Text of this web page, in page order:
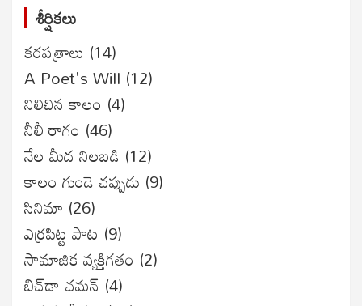
శీర్షికలు
కరపత్రాలు (14)
A Poet's Will (12)
నిలిచిన కాలం (4)
నీలీ రాగం (46)
నేల మీద నిలబడి (12)
కాలం గుండె చప్పుడు (9)
సినిమా (26)
ఎర్రపిట్ట పాట (9)
సామాజిక వ్యక్తిగతం (2)
బిచ్‌డా చమన్ (4)